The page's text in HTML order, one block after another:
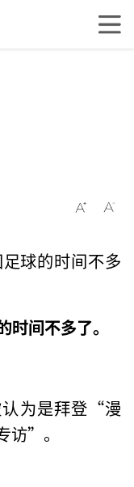
球的时间不多
间不多了。
认为是拜登“漫
访”。